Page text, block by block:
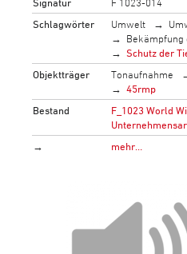
Schlagwörter
Umwelt
Bekämpfung
Schutz der
Objektträger
Tonaufnahme
45rmp
Bestand
F_1023 World
→
mehr…